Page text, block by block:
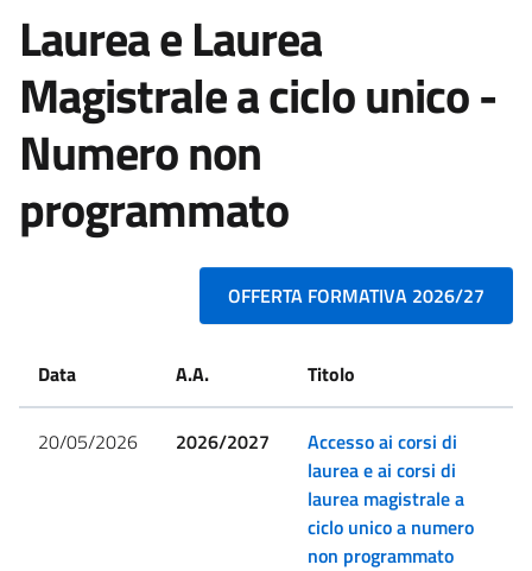
Laurea e Laurea
Magistrale a ciclo unico -
Numero non
programmato
OFFERTA FORMATIVA 2026/27
Data A.A. Titolo
20/05/2026 2026/2027
Accesso ai corsi di
laurea e ai corsi di
laurea magistrale a
ciclo unico a numero
non programmato